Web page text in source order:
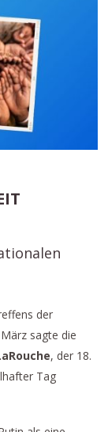
der
sagte die
, der 18.
Tag